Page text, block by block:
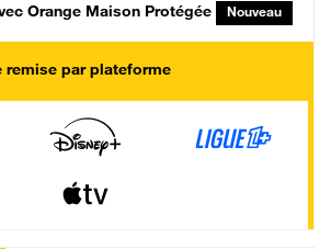
Orange Maison Protégée Nouveau
remise par plateforme